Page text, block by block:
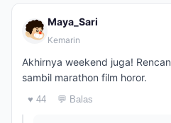
Maya_Sari
Kemarin
Akhirnya weekend juga!
sambil marathon film horor.
♥ 44 💬 Balas